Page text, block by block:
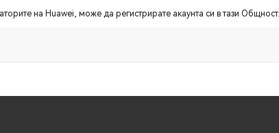
на Huawei, може да регистрирате акаунта си в тази Общност.